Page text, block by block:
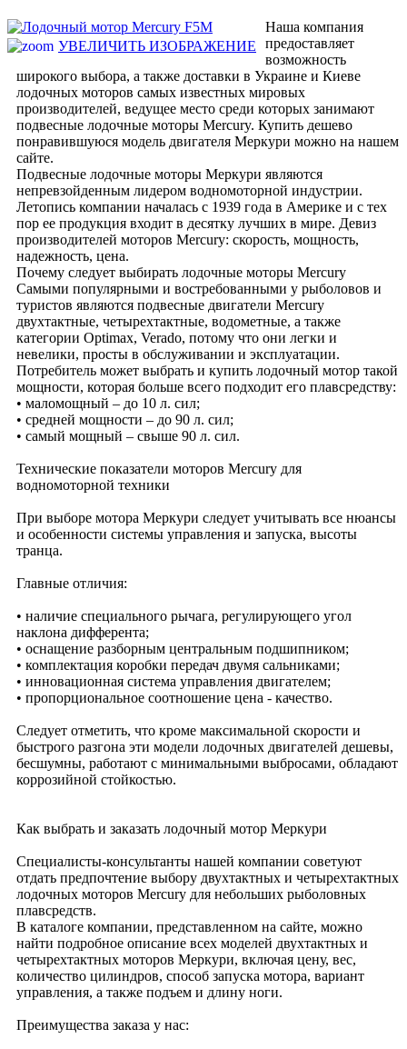
УВЕЛИЧИТЬ ИЗОБРАЖЕНИЕ
Наша компания
предоставляет
возможность
широкого выбора, а также доставки в Украине и Киеве
лодочных моторов самых известных мировых
производителей, ведущее место среди которых занимают
подвесные лодочные моторы Mercury. Купить дешево
понравившуюся модель двигателя Меркури можно на нашем
сайте.
Подвесные лодочные моторы Меркури являются
непревзойденным лидером водномоторной индустрии.
Летопись компании началась с 1939 года в Америке и с тех
пор ее продукция входит в десятку лучших в мире. Девиз
производителей моторов Mercury: скорость, мощность,
надежность, цена.
Почему следует выбирать лодочные моторы Mercury
Самыми популярными и востребованными у рыболовов и
туристов являются подвесные двигатели Mercury
двухтактные, четырехтактные, водометные, а также
категории Optimax, Verado, потому что они легки и
невелики, просты в обслуживании и эксплуатации.
Потребитель может выбрать и купить лодочный мотор такой
мощности, которая больше всего подходит его плавсредству:
• маломощный – до 10 л. сил;
• средней мощности – до 90 л. сил;
• самый мощный – свыше 90 л. сил.
Технические показатели моторов Mercury для
водномоторной техники
При выборе мотора Меркури следует учитывать все нюансы
и особенности системы управления и запуска, высоты
транца.
Главные отличия:
• наличие специального рычага, регулирующего угол
наклона дифферента;
• оснащение разборным центральным подшипником;
• комплектация коробки передач двумя сальниками;
• инновационная система управления двигателем;
• пропорциональное соотношение цена - качество.
Следует отметить, что кроме максимальной скорости и
быстрого разгона эти модели лодочных двигателей дешевы,
бесшумны, работают с минимальными выбросами, обладают
коррозийной стойкостью.
Как выбрать и заказать лодочный мотор Меркури
Специалисты-консультанты нашей компании советуют
отдать предпочтение выбору двухтактных и четырехтактных
лодочных моторов Mercury для небольших рыболовных
плавсредств.
В каталоге компании, представленном на сайте, можно
найти подробное описание всех моделей двухтактных и
четырехтактных моторов Меркури, включая цену, вес,
количество цилиндров, способ запуска мотора, вариант
управления, а также подъем и длину ноги.
Преимущества заказа у нас: